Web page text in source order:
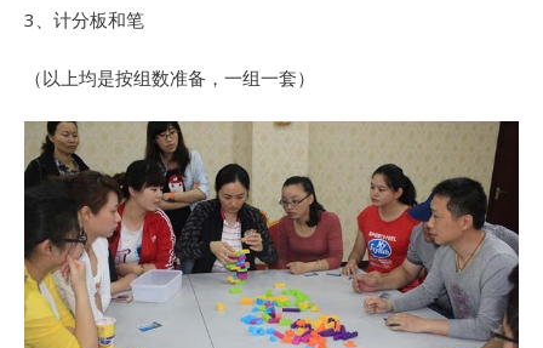
3、计分板和笔
（以上均是按组数准备，一组一套）